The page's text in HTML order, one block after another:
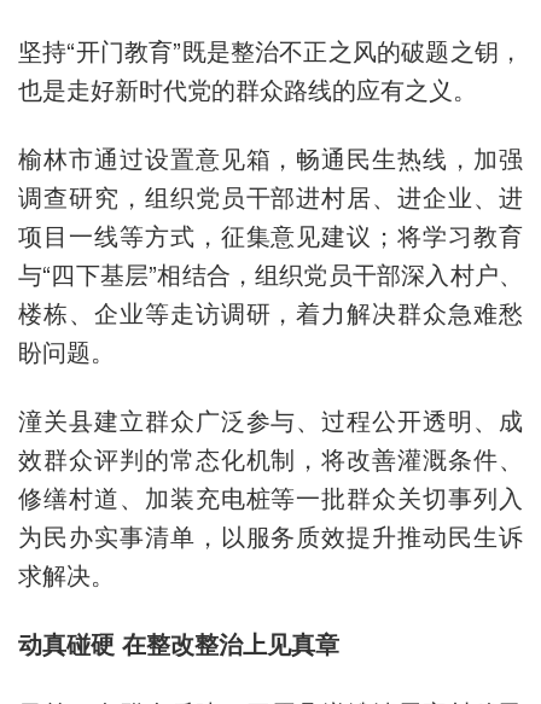
坚持“开门教育”既是整治不正之风的破题之钥，
也是走好新时代党的群众路线的应有之义。
榆林市通过设置意见箱，畅通民生热线，加强
调查研究，组织党员干部进村居、进企业、进
项目一线等方式，征集意见建议；将学习教育
与“四下基层”相结合，组织党员干部深入村户、
楼栋、企业等走访调研，着力解决群众急难愁
盼问题。
潼关县建立群众广泛参与、过程公开透明、成
效群众评判的常态化机制，将改善灌溉条件、
修缮村道、加装充电桩等一批群众关切事列入
为民办实事清单，以服务质效提升推动民生诉
求解决。
动真碰硬 在整改整治上见真章